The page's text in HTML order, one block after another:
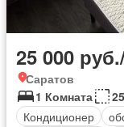
25 000
Саратов
1 Комната
Кондиционер